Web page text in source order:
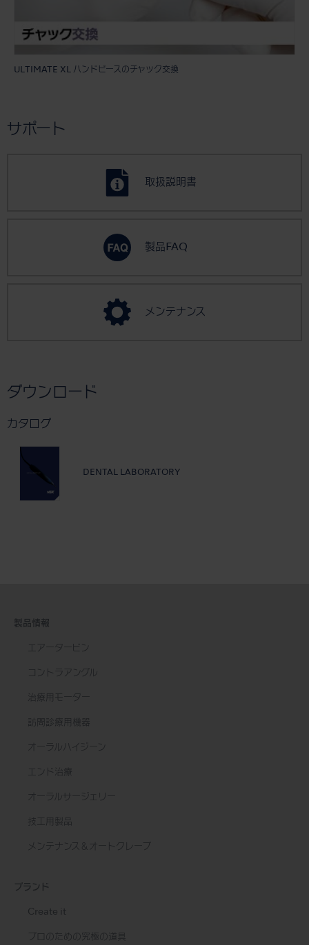
ULTIMATE XL ハンドピースのチャック交換
サポート
取扱説明書
製品FAQ
メンテナンス
ダウンロード
カタログ
DENTAL LABORATORY
製品情報
エアータービン
コントラアングル
治療用モーター
訪問診療用機器
オーラルハイジーン
エンド治療
オーラルサージェリー
技工用製品
メンテナンス＆オートクレーブ
ブランド
Create it
プロのための究極の道具